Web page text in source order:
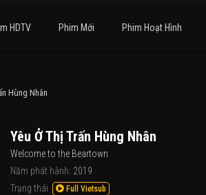
HDTV Phim Mới Phim Hoạt Hình
Hùng Nhân
Yêu Ở Thị Trấn Hùng Nhân
Welcome to the Beartown
Năm phát hành: 2019
Trạng thái
Full Vietsub